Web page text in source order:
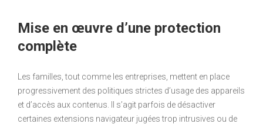
Mise en œuvre d’une protection
complète
Les familles, tout comme les entreprises, mettent en place
progressivement des politiques strictes d’usage des appareils
et d’accès aux contenus. Il s’agit parfois de désactiver
certaines extensions navigateur jugées trop intrusives ou de